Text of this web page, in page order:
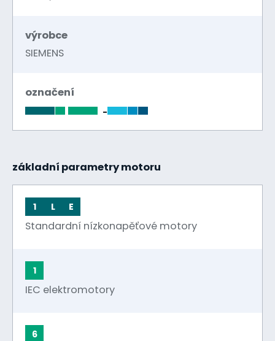
výrobce
SIEMENS
označení
-
základní parametry motoru
1 L E
Standardní nízkonapěťové motory
1
IEC elektromotory
6